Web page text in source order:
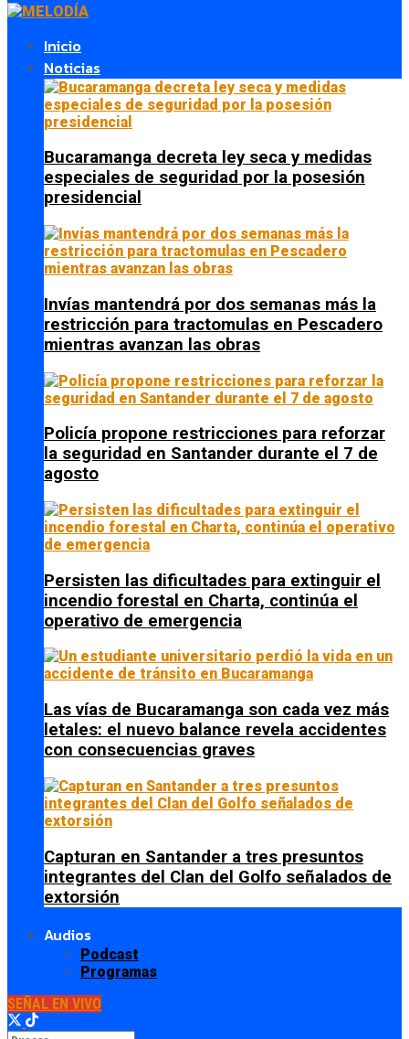
Inicio
Noticias
Bucaramanga decreta ley seca y medidas
especiales de seguridad por la posesión
presidencial
Invías mantendrá por dos semanas más la
restricción para tractomulas en Pescadero
mientras avanzan las obras
Policía propone restricciones para reforzar
la seguridad en Santander durante el 7 de
agosto
Persisten las dificultades para extinguir el
incendio forestal en Charta, continúa el
operativo de emergencia
Las vías de Bucaramanga son cada vez más
letales: el nuevo balance revela accidentes
con consecuencias graves
Capturan en Santander a tres presuntos
integrantes del Clan del Golfo señalados de
extorsión
Audios
Podcast
Programas
SEÑAL EN VIVO